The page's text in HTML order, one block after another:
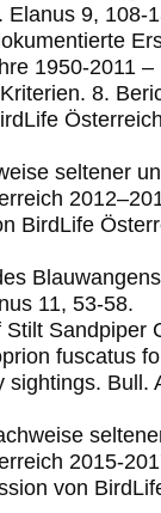
Elanus 9, 108-
1950-2011 –
8.
seltener
BirdLife
11, 53-58.
Sandpiper
fuscatus
sightings. Bull.
2015-
von